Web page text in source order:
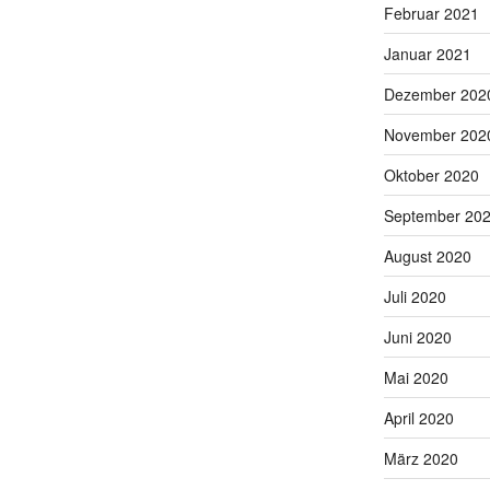
Februar 2021
Januar 2021
Dezember
November
Oktober 2020
September
August 2020
Juli 2020
Juni 2020
Mai 2020
April 2020
März 2020